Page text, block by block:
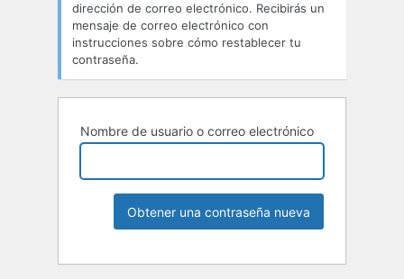
dirección de correo electrónico. Recibirás un
mensaje de correo electrónico con
instrucciones sobre cómo restablecer tu
contraseña.
Nombre de usuario o correo electrónico